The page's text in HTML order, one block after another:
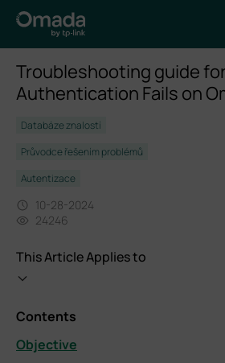
Troubleshooting guide
Authentication Fails on
Databáze znalostí
Průvodce řešením problémů
Autentizace
10-28-2024
24246
This Article Applies to
Contents
Objective